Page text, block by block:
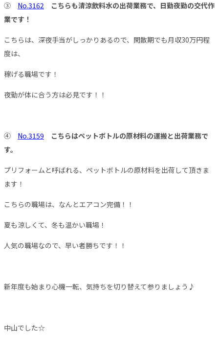
③ No.3162
こちらも清涼飲料水の出荷業務で、日勤夜勤の交代作
業です！
こちらは、深夜手当がしっかりあるので、閑散期でも月収30万円程
度は、
稼げる職場です！
夜勤が体に合う方は必見です！！
④ No.3159
こちらはペットボトルの原材料の運搬と出荷業務で
す。
プリフォームと呼ばれる、ペットボトルの原材料を出荷して頂きま
ます！
こちらの職場は、なんとエアコン完備！！
夏も涼しくて、冬も温かい職場！
人気の職場なので、早い者勝ちです！！
新年度も始まり心機一転、気持ちを切り替えて参りましょう♪
中山でした☆